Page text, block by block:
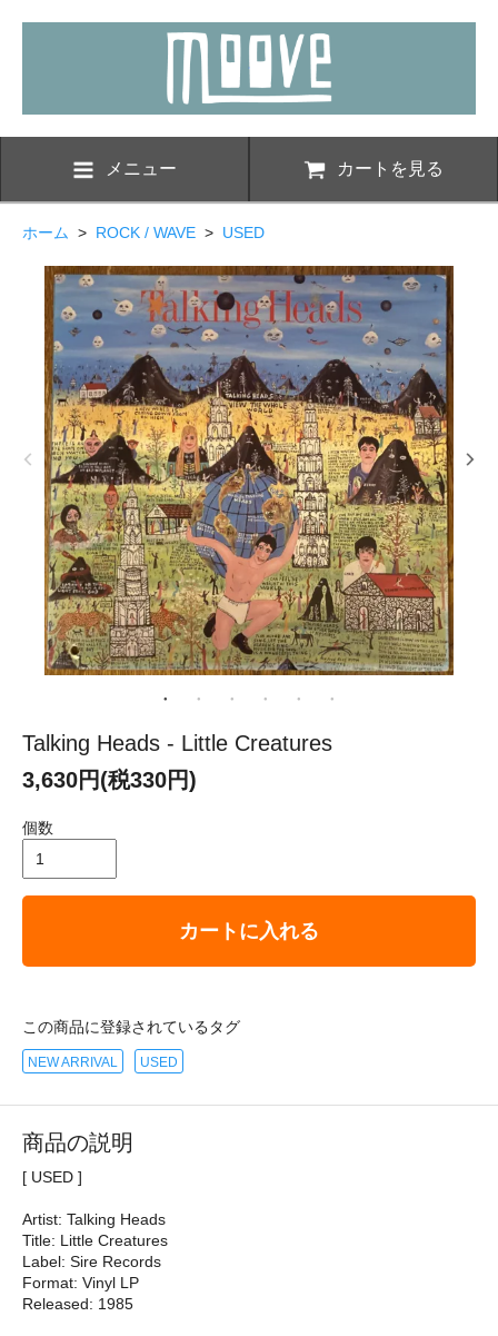
メニュー カートを見る
ホーム > ROCK / WAVE > USED
Talking Heads - Little Creatures
3,630円(税330円)
個数
カートに入れる
この商品に登録されているタグ
NEW ARRIVAL USED
商品の説明
[ USED ]
Artist: Talking Heads
Title: Little Creatures
Label: Sire Records
Format: Vinyl LP
Released: 1985